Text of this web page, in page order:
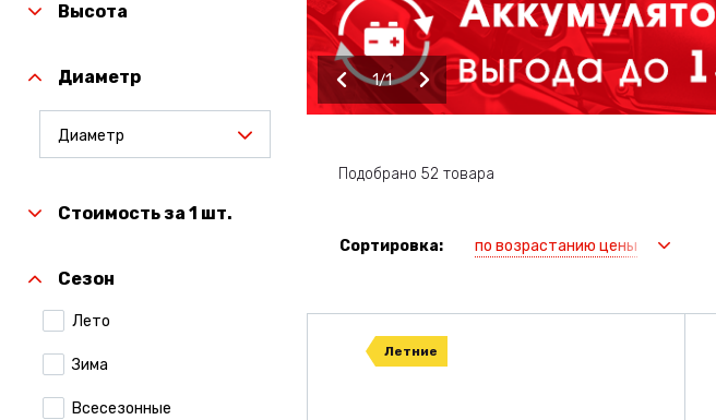
Высота
Диаметр
Диаметр
Стоимость за 1 шт.
Сезон
Лето
Зима
Всесезонные
1 1
Подобрано 52 товара
Сортировка: по возрастанию цены
Летние